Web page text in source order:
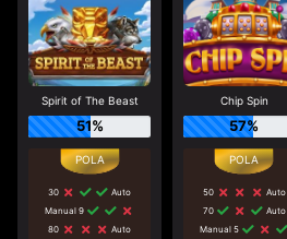
Spirit of The Beast
51%
30
Auto
Manual 9
80
Auto
Chip Spin
57%
50
Auto
70
Auto
Manual 5